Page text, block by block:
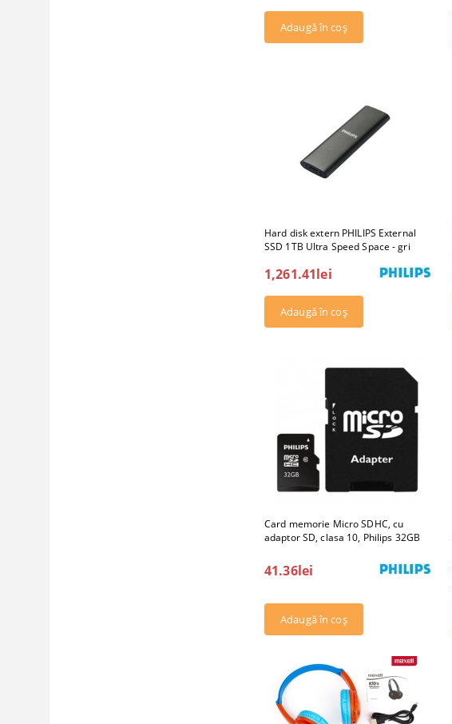
Hard disk extern PHILIPS External
SSD 1TB Ultra Speed Space - gri
1,261.41lei
Card memorie Micro SDHC, cu
adaptor SD, clasa 10, Philips 32GB
41.36lei